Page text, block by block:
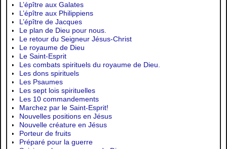
L’épître aux Galates
L’épître aux Philippiens
L’épître de Jacques
Le plan de Dieu pour nous.
Le retour du Seigneur Jésus-Christ
Le royaume de Dieu
Le Saint-Esprit
Les combats spirituels du royaume de Dieu.
Les dons spirituels
Les Psaumes
Les sept lois spirituelles
Les 10 commandements
Marchez par le Saint-Esprit!
Nouvelles positions en Jésus
Nouvelle créature en Jésus
Porteur de fruits
Préparé pour la guerre